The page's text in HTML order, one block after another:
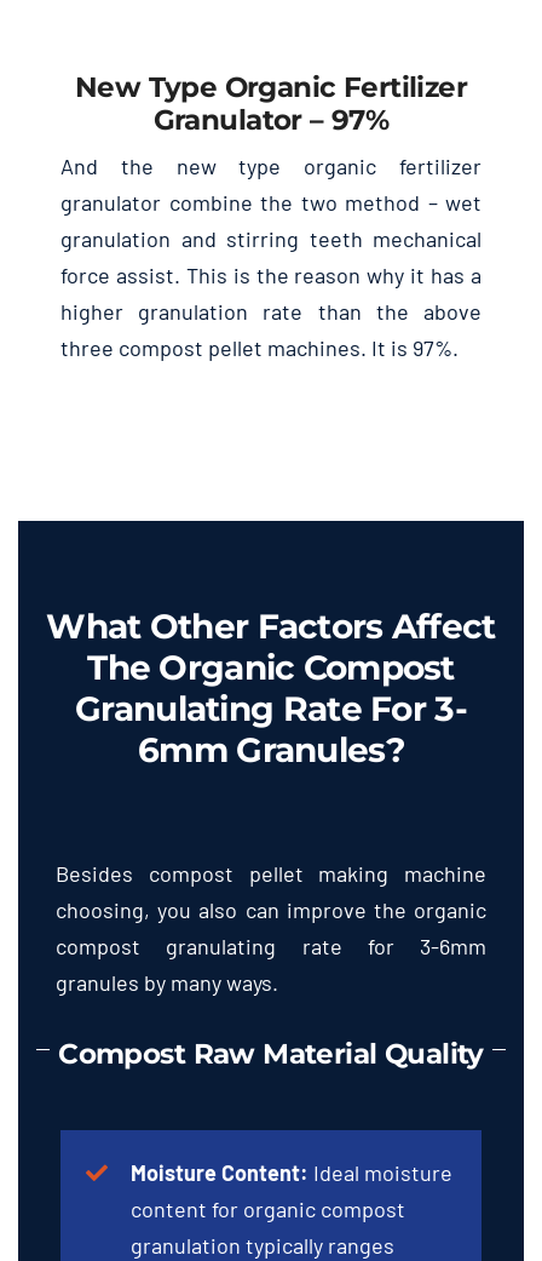
New Type Organic Fertilizer
Granulator– 97%
And the new type organic fertilizer
granulator combine the two method – wet
granulation and stirring teeth mechanical
force assist. This is the reason why it has a
higher granulation rate than the above
three compost pellet machines. It is 97%.
What Other Factors Affect
The Organic Compost
Granulating Rate For 3-
6mm Granules?
Besides compost pellet making machine
choosing, you also can improve the organic
compost granulating rate for 3-6mm
granules by many ways.
Compost Raw Material Quality
Moisture Content: Ideal moisture
content for organic compost
granulation typically ranges